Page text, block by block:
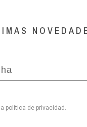
política de privacidad .